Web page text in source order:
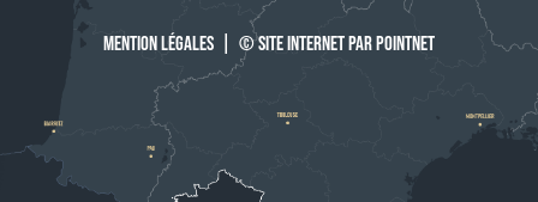
MENTION LÉGALES © SITE INTERNET PAR POINTNET